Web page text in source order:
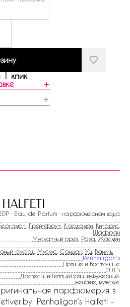
1 клик
＋
＋
· Eau de Parfum · парфюмерная вода
Грейпфрут Кардамон Кипарис
Шафран
Мускатный орех Роза Жасмин
аккорд Мускус Сандал Уд Ваниль
Penhaligon`s
Пряные и Восточные
2015
Древесный:Теплый:Пряный:Фужерный:
женские, мужские
парфюмерия в
Penhaligon‘s Halfeti -